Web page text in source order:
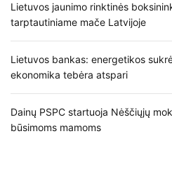
Lietuvos jaunimo rinktinės
tarptautiniame mače Latvijoje
Lietuvos bankas: energetikos
ekonomika tebėra atspari
Dainų PSPC startuoja Nėščiųjų
būsimoms mamoms